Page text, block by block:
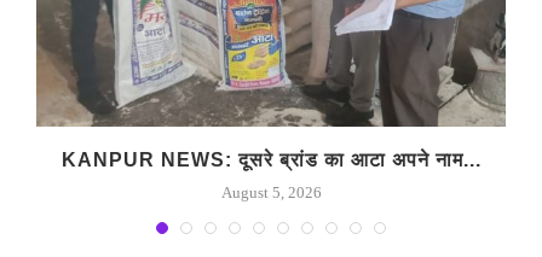
KANPUR NEWS: दूसरे ब्रांड का आटा अपने नाम...
August 5, 2026